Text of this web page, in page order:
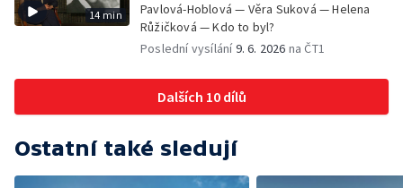
14 min
Pavlová-Hoblová — Věra Suková — Helena
Růžičková — Kdo to byl?
Poslední vysílání9. 6. 2026 na ČT1
Dalších 10 dílů
Ostatní také sledují